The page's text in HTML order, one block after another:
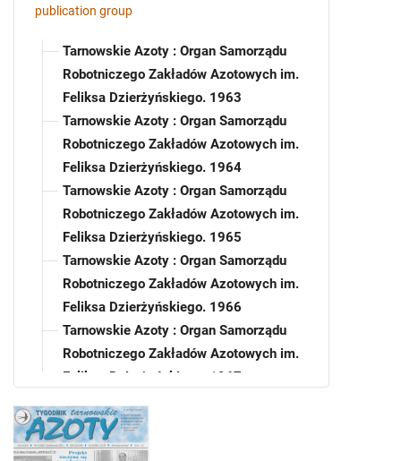
publication group
Tarnowskie Azoty : Organ Samorządu
Robotniczego Zakładów Azotowych im.
Feliksa Dzierżyńskiego. 1963
Tarnowskie Azoty : Organ Samorządu
Robotniczego Zakładów Azotowych im.
Feliksa Dzierżyńskiego. 1964
Tarnowskie Azoty : Organ Samorządu
Robotniczego Zakładów Azotowych im.
Feliksa Dzierżyńskiego. 1965
Tarnowskie Azoty : Organ Samorządu
Robotniczego Zakładów Azotowych im.
Feliksa Dzierżyńskiego. 1966
Tarnowskie Azoty : Organ Samorządu
Robotniczego Zakładów Azotowych im.
Feliksa Dzierżyńskiego. 1967
Robotniczego Zakładów Azotowych im.
Feliksa Dzierżyńskiego. 1968